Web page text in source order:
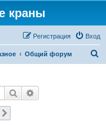
краны
Вход
Регистрация
Общий форум
Поиск